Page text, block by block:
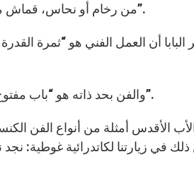
من رخام أو نحاس، قماش ملون، حفنة من الأحرف أو بعضًا من الأصوات، بل شيئًا يستطيع أن يرفع النفس”.
البابا أن العمل الفني هو “ثمرة
والفن بحد ذاته هو “باب مفتوح على المطلق، على الجمال، وعلى الحقيقة التي تذهب أبعد من الواقع اليومي”.
الأقدس أمثلة من أنواع الفن
في زيارتنا لكاتدرائية غوطية: